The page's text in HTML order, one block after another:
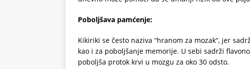
Poboljšava pamćenje:
Kikiriki se često naziva “hranom za mozak“, jer
kao i za poboljšanje memorije. U sebi sadrži
poboljša protok krvi u mozgu za oko 30 odsto.